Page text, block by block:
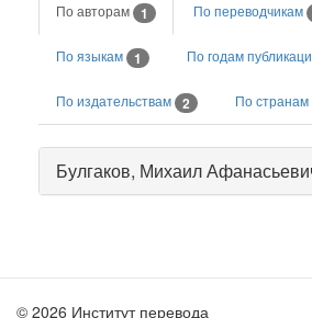
По авторам 1 По переводчикам
По языкам 1 По годам
По издательствам 2 По странам
Булгаков, Михаил
© 2026 Институт перевода